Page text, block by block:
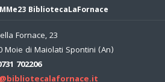
BibliotecaLaFornace
Fornace, 23
Moie di Maiolati Spontini (An)
702206